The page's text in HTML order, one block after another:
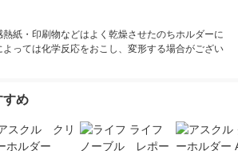
紙・印刷物などはよく乾燥させたのちホルダーに
っては化学反応をおこし、変形する場合がござい
すめ